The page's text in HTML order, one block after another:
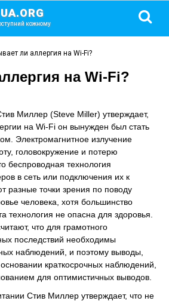
кожному
ли аллергия на Wi-Fi?
на Wi-Fi?
Миллер (Steve Miller) утверждает,
на Wi-Fi он вынужден был стать
Электромагнитное излучение
головокружение и потерю
беспроводная технология
в сеть или подключения их к
разные точки зрения по поводу
человека, хотя большинство
технология не опасна для здоровья.
что для грамотного
последствий необходимы
наблюдений, и поэтому выводы,
краткосрочных наблюдений,
для оптимистичных выводов.
Стив Миллер утверждает, что не